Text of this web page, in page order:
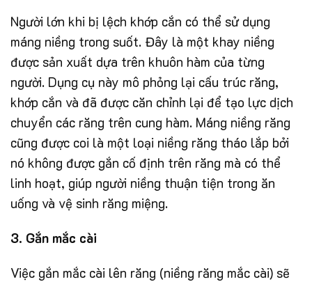
Người lớn khi bị lệch khớp cắn có thể sử dụng
máng niềng trong suốt. Đây là một khay niềng
được sản xuất dựa trên khuôn hàm của từng
người. Dụng cụ này mô phỏng lại cấu trúc răng,
khớp cắn và đã được căn chỉnh lại để tạo lực dịch
chuyển các răng trên cung hàm. Máng niềng răng
cũng được coi là một loại niềng răng tháo lắp bởi
nó không được gắn cố định trên răng mà có thể
linh hoạt, giúp người niềng thuận tiện trong ăn
uống và vệ sinh răng miệng.
3. Gắn mắc cài
Việc gắn mắc cài lên răng (niềng răng mắc cài) sẽ